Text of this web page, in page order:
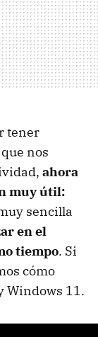
tener
nos
ahora
muy útil:
sencilla
en el
tiempo. Si
cómo
Windows 11.